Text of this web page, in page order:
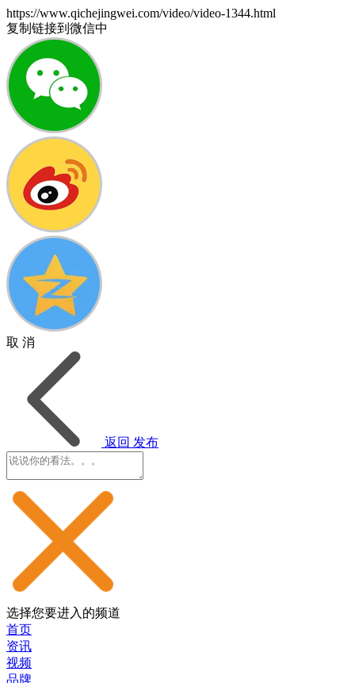
https://www.qichejingwei.com/video/video-1344.html
复制链接到微信中
取 消
返回 发布
选择您要进入的频道
首页
资讯
视频
品牌